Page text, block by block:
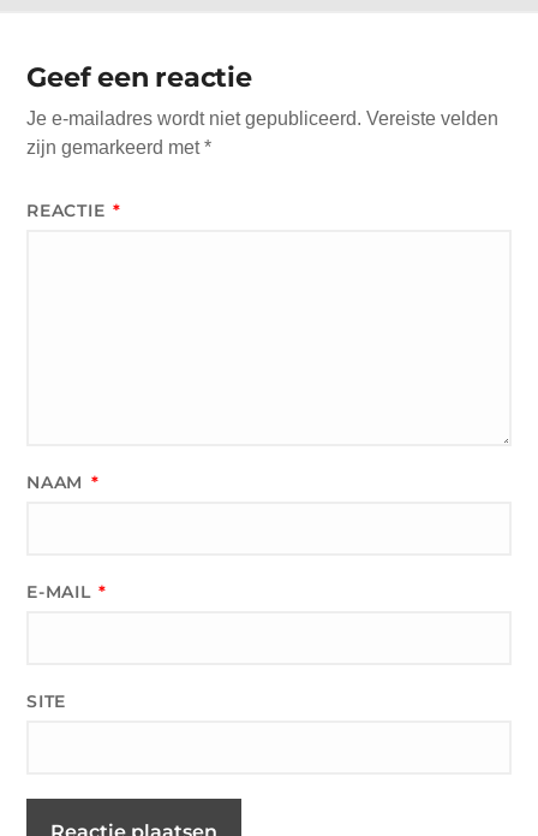
Geef een reactie
Je e-mailadres wordt niet gepubliceerd. Vereiste velden
zijn gemarkeerd met*
REACTIE *
NAAM *
E-MAIL *
SITE